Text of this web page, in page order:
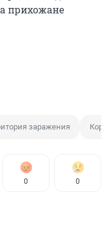
прихожане
заражения
0 0